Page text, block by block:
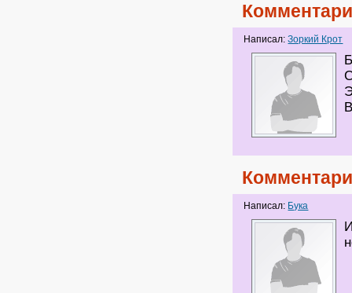
Написал:Зоркий Крот
Написал: Бука